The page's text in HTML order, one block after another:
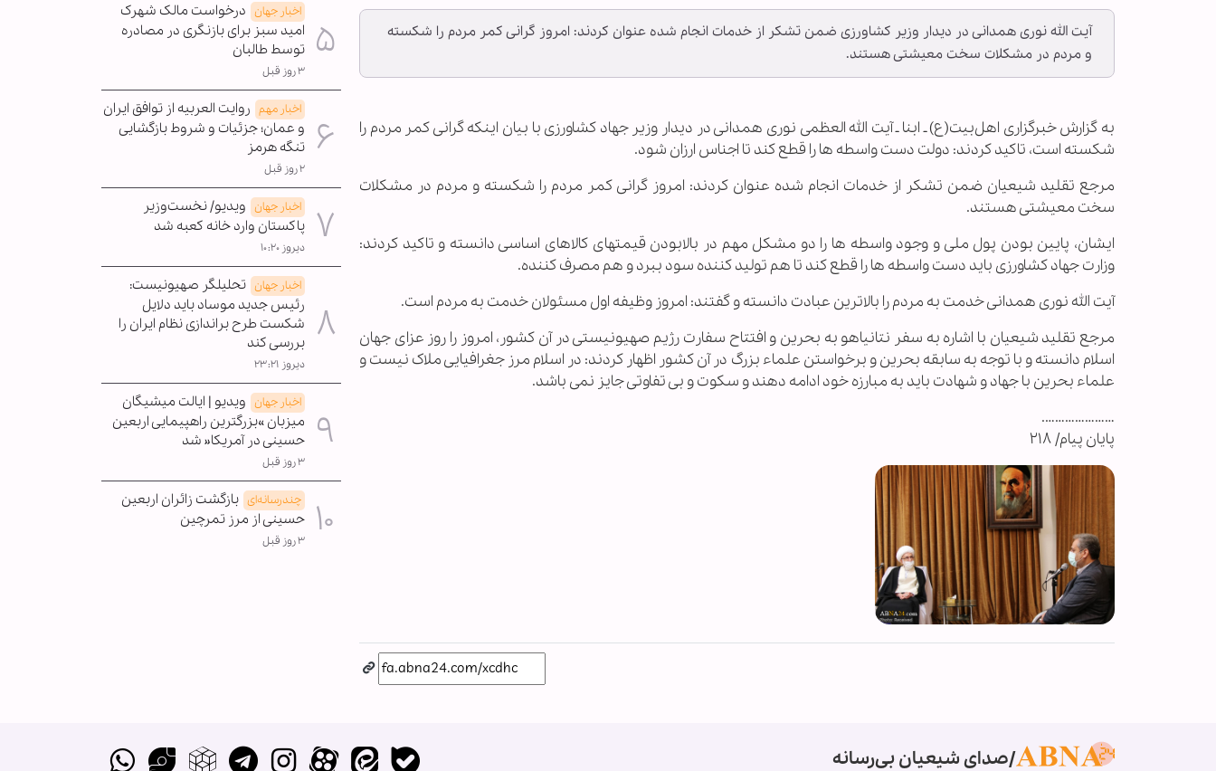
آیت الله نوری همدانی در دیدار وزیر کشاورزی ضمن تشکر از خدمات انجام شده عنوان کردند: امروز گرانی کمر مردم را شکسته
و مردم در مشکلات سخت معیشتی هستند.
به گزارش خبرگزاری اهل‌بیت(ع) ـ ابنا ـ آیت الله العظمی نوری همدانی در دیدار وزیر جهاد کشاورزی با بیان اینکه گرانی کمر مردم را
شکسته است، تاکید کردند: دولت دست واسطه ها را قطع کند تا اجناس ارزان شود.
مرجع تقلید شیعیان ضمن تشکر از خدمات انجام شده عنوان کردند: امروز گرانی کمر مردم را شکسته و مردم در مشکلات
سخت معیشتی هستند.
ایشان، پایین بودن پول ملی و وجود واسطه ها را دو مشکل مهم در بالابودن قیمتهای کالاهای اساسی دانسته و تاکید کردند:
وزارت جهاد کشاورزی باید دست واسطه ها را قطع کند تا هم تولید کننده سود ببرد و هم مصرف کننده.
آیت الله نوری همدانی خدمت به مردم را بالاترین عبادت دانسته و گفتند: امروز وظیفه اول مسئولان خدمت به مردم است.
مرجع تقلید شیعیان با اشاره به سفر نتانیاهو به بحرین و افتتاح سفارت رژیم صهیونیستی در آن کشور، امروز را روز عزای جهان
اسلام دانسته و با توجه به سابقه بحرین و برخواستن علماء بزرگ در آن کشور اظهار کردند: در اسلام مرز جغرافیایی ملاک نیست و
علماء بحرین با جهاد و شهادت باید به مبارزه خود ادامه دهند و سکوت و بی تفاوتی جایز نمی باشد.
………………….
پایان پیام/ ۲۱۸
اخبار جهان درخواست مالک شهرک
امید سبز برای بازنگری در مصادره
توسط طالبان
۳ روز قبل
اخبار مهم روایت العربیه از توافق ایران
و عمان؛ جزئیات و شروط بازگشایی
تنگه هرمز
۲ روز قبل
اخبار جهان ویدیو/ نخست‌وزیر
پاکستان وارد خانه کعبه شد
دیروز ۱۰:۲۰
اخبار جهان تحلیلگر صهیونیست:
رئیس جدید موساد باید دلایل
شکست طرح براندازی نظام ایران را
بررسی کند
دیروز ۲۳:۲۱
اخبار جهان ویدیو | ایالت میشیگان
میزبان »بزرگترین راهپیمایی اربعین
حسینی در آمریکا« شد
۳ روز قبل
چندرسانه‌ای بازگشت زائران اربعین
حسینی از مرز تمرچین
۳ روز قبل
صدای شیعیان بی‌رسانه